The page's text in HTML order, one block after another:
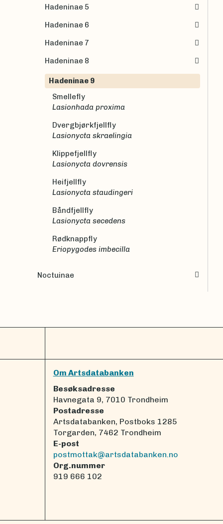
Hadeninae 5
Hadeninae 6
Hadeninae 7
Hadeninae 8
Hadeninae 9
Smellefly
Lasionhada proxima
Dvergbjørkfjellfly
Lasionycta skraelingia
Klippefjellfly
Lasionycta dovrensis
Heifjellfly
Lasionycta staudingeri
Båndfjellfly
Lasionycta secedens
Rødknappfly
Eriopygodes imbecilla
Noctuinae
Om Artsdatabanken
Besøksadresse
Havnegata 9, 7010 Trondheim
Postadresse
Artsdatabanken, Postboks 1285
Torgarden, 7462 Trondheim
E-post
postmottak@artsdatabanken.no
Org.nummer
919 666 102